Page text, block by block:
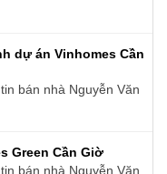
dự án Vinhomes Cần
bán nhà Nguyễn Văn
Green Cần Giờ
bán nhà Nguyễn Văn